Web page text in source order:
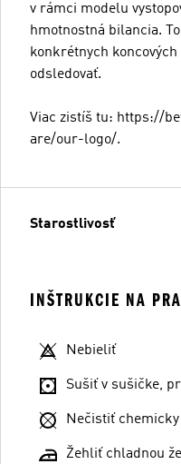
v rámci modelu
hmotnostná bilancia.
konkrétnych
odsledovať.
Viac zistíš tu: https://
are/our-logo/.
Starostlivosť
INŠTRUKCIE NA
Nebieliť
Sušiť v sušičke,
Nečistiť chemicky
Žehliť chladnou